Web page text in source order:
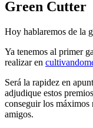
Green Cutter
Hoy hablaremos de la
Ya tenemos al primer
realizar en
Será la rapidez en
adjudique estos
conseguir los máximos
amigos.